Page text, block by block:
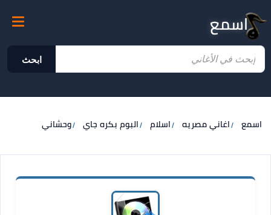
اسمع
ابحث
اسمع اغاني مصريه اسلام البوم بكره جاي وحشاني